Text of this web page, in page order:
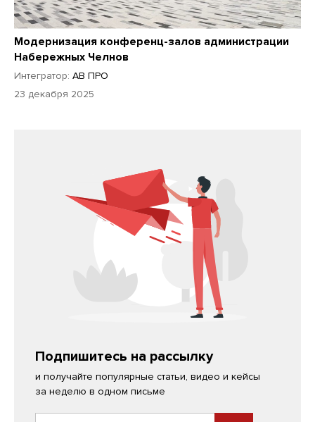
Модернизация конференц-залов администрации
Набережных Челнов
Интегратор: АВ ПРО
23 декабря 2025
Подпишитесь на рассылку
и получайте популярные статьи, видео и кейсы
за неделю в одном письме